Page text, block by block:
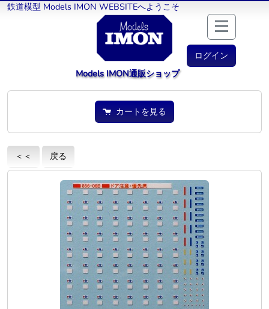
鉄道模型 Models IMON WEBSITEへようこそ
ログイン
Models IMON通販ショップ
カートを見る
＜＜ 戻る